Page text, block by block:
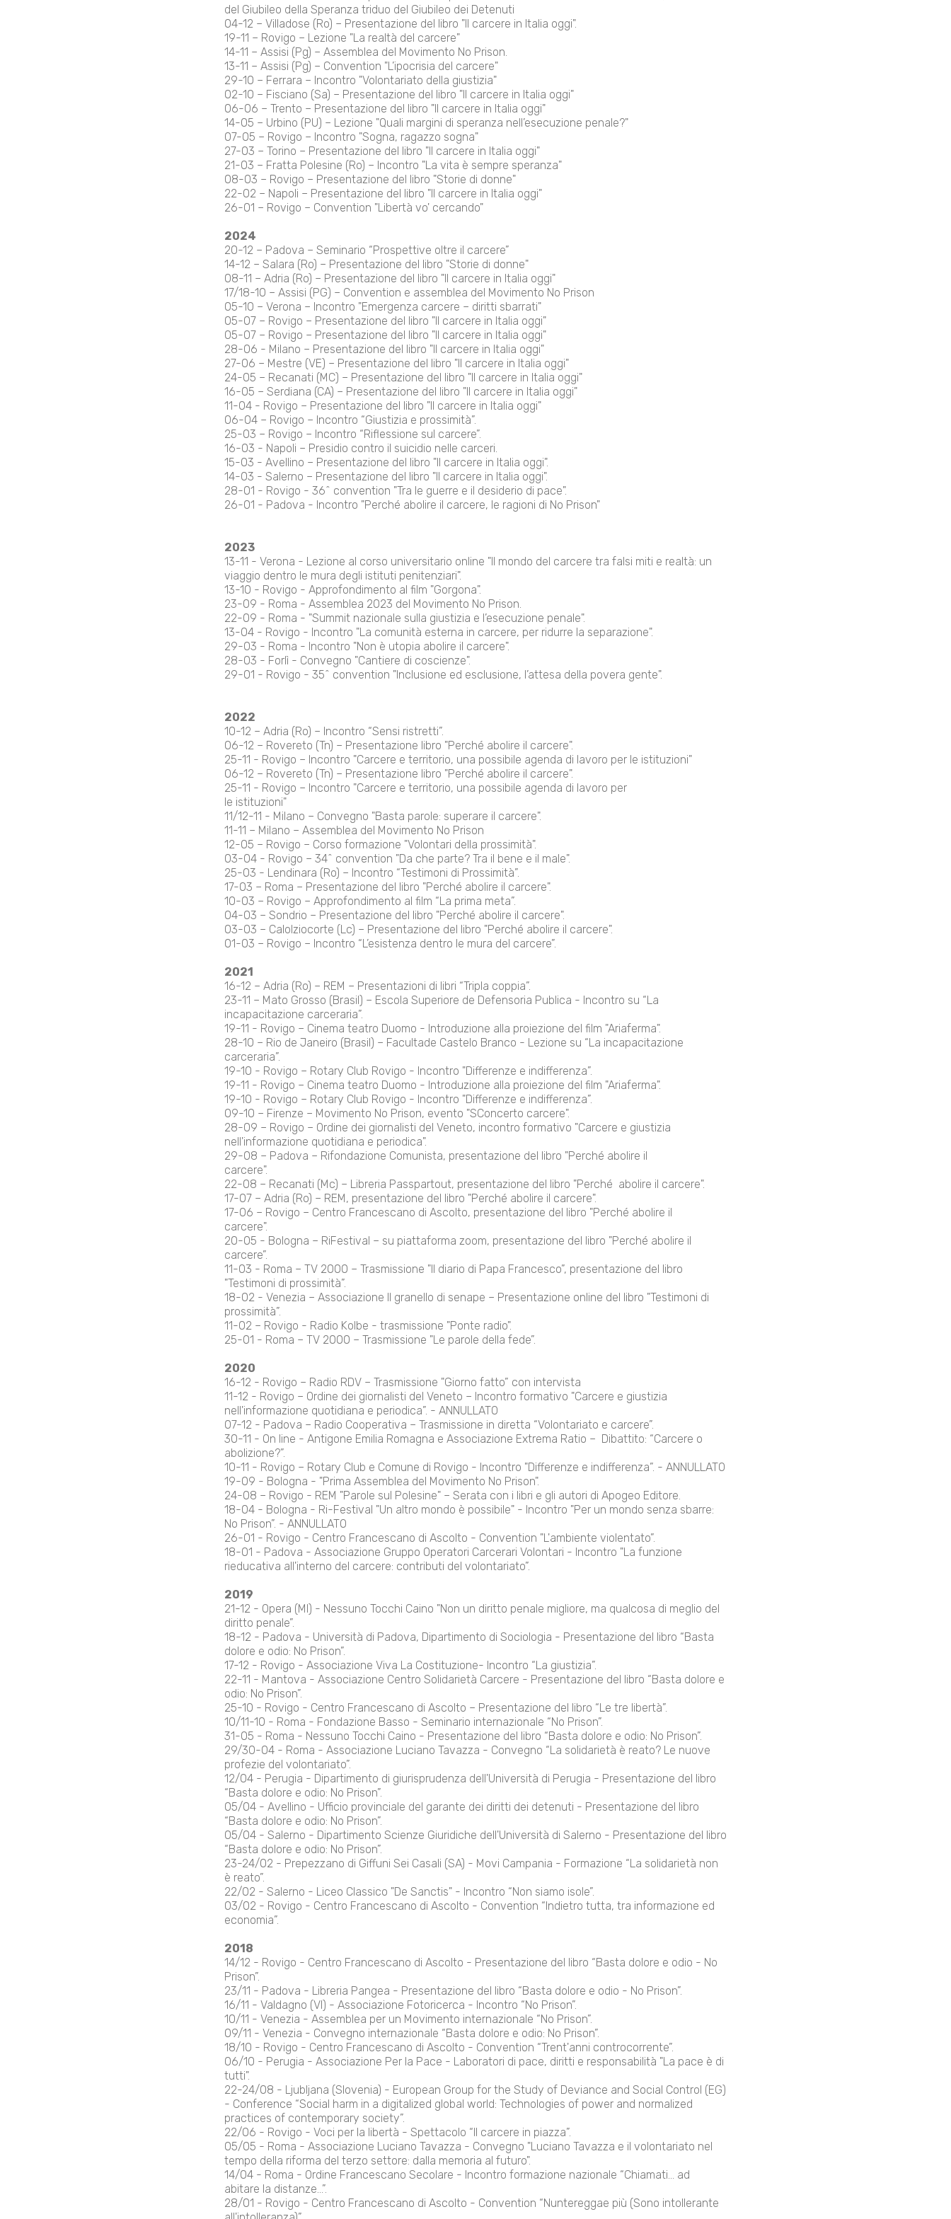
del Giubileo della Speranza triduo del Giubileo dei Detenuti
04-12 – Villadose (Ro) – Presentazione del libro "Il carcere in Italia oggi".
19-11 – Rovigo – Lezione "La realtà del carcere"
14-11 – Assisi (Pg) – Assemblea del Movimento No Prison.
13-11 – Assisi (Pg) – Convention "L’ipocrisia del carcere"
29-10 – Ferrara – Incontro "Volontariato della giustizia"
02-10 – Fisciano (Sa) – Presentazione del libro "Il carcere in Italia oggi"
06-06 – Trento – Presentazione del libro "Il carcere in Italia oggi"
14-05 – Urbino (PU) – Lezione "Quali margini di speranza nell’esecuzione penale?"
07-05 – Rovigo – Incontro "Sogna, ragazzo sogna"
27-03 – Torino – Presentazione del libro "Il carcere in Italia oggi"
21-03 – Fratta Polesine (Ro) – Incontro "La vita è sempre speranza"
08-03 – Rovigo – Presentazione del libro "Storie di donne"
22-02 – Napoli – Presentazione del libro "Il carcere in Italia oggi"
26-01 – Rovigo – Convention "Libertà vo' cercando"
2024
20-12 – Padova – Seminario “Prospettive oltre il carcere”
14-12 – Salara (Ro) – Presentazione del libro "Storie di donne"
08-11 – Adria (Ro) – Presentazione del libro "Il carcere in Italia oggi"
17/18-10 – Assisi (PG) – Convention e assemblea del Movimento No Prison
05-10 – Verona – Incontro "Emergenza carcere – diritti sbarrati"
05-07 – Rovigo – Presentazione del libro "Il carcere in Italia oggi"
05-07 – Rovigo – Presentazione del libro "Il carcere in Italia oggi"
28-06 - Milano – Presentazione del libro "Il carcere in Italia oggi"
27-06 – Mestre (VE) – Presentazione del libro "Il carcere in Italia oggi"
24-05 – Recanati (MC) – Presentazione del libro "Il carcere in Italia oggi"
16-05 – Serdiana (CA) – Presentazione del libro "Il carcere in Italia oggi"
11-04 - Rovigo – Presentazione del libro "Il carcere in Italia oggi"
06-04 – Rovigo – Incontro “Giustizia e prossimità”.
25-03 – Rovigo – Incontro “Riflessione sul carcere”.
16-03 - Napoli – Presidio contro il suicidio nelle carceri.
15-03 - Avellino – Presentazione del libro "Il carcere in Italia oggi".
14-03 - Salerno – Presentazione del libro "Il carcere in Italia oggi".
28-01 - Rovigo - 36^ convention "Tra le guerre e il desiderio di pace".
26-01 - Padova - Incontro "Perché abolire il carcere, le ragioni di No Prison"
2023
13-11 - Verona - Lezione al corso universitario online "Il mondo del carcere tra falsi miti e realtà: un
viaggio dentro le mura degli istituti penitenziari".
13-10 - Rovigo - Approfondimento al film "Gorgona".
23-09 - Roma - Assemblea 2023 del Movimento No Prison.
22-09 - Roma - "Summit nazionale sulla giustizia e l’esecuzione penale".
13-04 - Rovigo - Incontro "La comunità esterna in carcere, per ridurre la separazione".
29-03 - Roma - Incontro "Non è utopia abolire il carcere".
28-03 - Forlì - Convegno "Cantiere di coscienze".
29-01 - Rovigo - 35^ convention "Inclusione ed esclusione, l’attesa della povera gente".
2022
10-12 – Adria (Ro) – Incontro “Sensi ristretti”.
06-12 – Rovereto (Tn) – Presentazione libro "Perché abolire il carcere".
25-11 - Rovigo – Incontro "Carcere e territorio, una possibile agenda di lavoro per le istituzioni"
06-12 – Rovereto (Tn) – Presentazione libro "Perché abolire il carcere".
25-11 - Rovigo – Incontro "Carcere e territorio, una possibile agenda di lavoro per
le istituzioni"
11/12-11 - Milano – Convegno "Basta parole: superare il carcere".
11-11 – Milano – Assemblea del Movimento No Prison
12-05 – Rovigo – Corso formazione "Volontari della prossimità".
03-04 - Rovigo – 34^ convention "Da che parte? Tra il bene e il male".
25-03 - Lendinara (Ro) – Incontro “Testimoni di Prossimità”.
17-03 – Roma – Presentazione del libro "Perché abolire il carcere".
10-03 – Rovigo – Approfondimento al film “La prima meta”.
04-03 – Sondrio – Presentazione del libro "Perché abolire il carcere".
03-03 – Calolziocorte (Lc) – Presentazione del libro "Perché abolire il carcere".
01-03 – Rovigo – Incontro “L’esistenza dentro le mura del carcere”.
2021
16-12 – Adria (Ro) – REM – Presentazioni di libri “Tripla coppia”.
23-11 – Mato Grosso (Brasil) – Escola Superiore de Defensoria Publica - Incontro su “La
incapacitazione carceraria”.
19-11 - Rovigo – Cinema teatro Duomo - Introduzione alla proiezione del film "Ariaferma".
28-10 – Rio de Janeiro (Brasil) – Facultade Castelo Branco - Lezione su “La incapacitazione
carceraria”.
19-10 - Rovigo – Rotary Club Rovigo - Incontro "Differenze e indifferenza”.
19-11 - Rovigo – Cinema teatro Duomo - Introduzione alla proiezione del film "Ariaferma".
19-10 - Rovigo – Rotary Club Rovigo - Incontro "Differenze e indifferenza”.
09-10 – Firenze – Movimento No Prison, evento "SConcerto carcere".
28-09 – Rovigo – Ordine dei giornalisti del Veneto, incontro formativo "Carcere e giustizia
nell'informazione quotidiana e periodica".
29-08 – Padova – Rifondazione Comunista, presentazione del libro "Perché abolire il
carcere".
22-08 – Recanati (Mc) – Libreria Passpartout, presentazione del libro "Perché abolire il carcere".
17-07 – Adria (Ro) – REM, presentazione del libro "Perché abolire il carcere".
17-06 – Rovigo – Centro Francescano di Ascolto, presentazione del libro "Perché abolire il
carcere".
20-05 - Bologna – RiFestival – su piattaforma zoom, presentazione del libro "Perché abolire il
carcere”.
11-03 - Roma – TV 2000 – Trasmissione "Il diario di Papa Francesco”, presentazione del libro
"Testimoni di prossimità”.
18-02 - Venezia – Associazione Il granello di senape – Presentazione online del libro "Testimoni di
prossimità”.
11-02 – Rovigo - Radio Kolbe - trasmissione "Ponte radio".
25-01 - Roma – TV 2000 – Trasmissione "Le parole della fede”.
2020
16-12 - Rovigo – Radio RDV – Trasmissione "Giorno fatto” con intervista
11-12 - Rovigo – Ordine dei giornalisti del Veneto – Incontro formativo "Carcere e giustizia
nell'informazione quotidiana e periodica”. - ANNULLATO
07-12 - Padova – Radio Cooperativa – Trasmissione in diretta “Volontariato e carcere”.
30-11 - On line - Antigone Emilia Romagna e Associazione Extrema Ratio – Dibattito: “Carcere o
abolizione?”.
10-11 - Rovigo – Rotary Club e Comune di Rovigo - Incontro "Differenze e indifferenza”. - ANNULLATO
19-09 - Bologna - "Prima Assemblea del Movimento No Prison".
24-08 – Rovigo - REM "Parole sul Polesine" – Serata con i libri e gli autori di Apogeo Editore.
18-04 - Bologna - Ri-Festival "Un altro mondo è possibile" - Incontro "Per un mondo senza sbarre:
No Prison”. - ANNULLATO
26-01 - Rovigo - Centro Francescano di Ascolto - Convention "L'ambiente violentato”.
18-01 - Padova - Associazione Gruppo Operatori Carcerari Volontari - Incontro "La funzione
rieducativa all'interno del carcere: contributi del volontariato”.
2019
21-12 - Opera (MI) - Nessuno Tocchi Caino "Non un diritto penale migliore, ma qualcosa di meglio del
diritto penale”.
18-12 - Padova - Università di Padova, Dipartimento di Sociologia - Presentazione del libro “Basta
dolore e odio: No Prison”.
17-12 - Rovigo - Associazione Viva La Costituzione- Incontro “La giustizia”.
22-11 - Mantova - Associazione Centro Solidarietà Carcere - Presentazione del libro “Basta dolore e
odio: No Prison”.
25-10 - Rovigo - Centro Francescano di Ascolto – Presentazione del libro “Le tre libertà”.
10/11-10 - Roma - Fondazione Basso - Seminario internazionale “No Prison”.
31-05 - Roma - Nessuno Tocchi Caino - Presentazione del libro “Basta dolore e odio: No Prison”.
29/30-04 - Roma - Associazione Luciano Tavazza - Convegno “La solidarietà è reato? Le nuove
profezie del volontariato”.
12/04 - Perugia - Dipartimento di giurisprudenza dell'Università di Perugia - Presentazione del libro
“Basta dolore e odio: No Prison”.
05/04 - Avellino - Ufficio provinciale del garante dei diritti dei detenuti - Presentazione del libro
“Basta dolore e odio: No Prison”.
05/04 - Salerno - Dipartimento Scienze Giuridiche dell'Università di Salerno - Presentazione del libro
“Basta dolore e odio: No Prison”.
23-24/02 - Prepezzano di Giffuni Sei Casali (SA) - Movi Campania - Formazione “La solidarietà non
è reato”.
22/02 - Salerno - Liceo Classico "De Sanctis" - Incontro “Non siamo isole”.
03/02 - Rovigo - Centro Francescano di Ascolto - Convention “Indietro tutta, tra informazione ed
economia”.
2018
14/12 - Rovigo - Centro Francescano di Ascolto - Presentazione del libro “Basta dolore e odio - No
Prison”.
23/11 - Padova - Libreria Pangea - Presentazione del libro “Basta dolore e odio - No Prison”.
16/11 - Valdagno (VI) - Associazione Fotoricerca - Incontro “No Prison”.
10/11 - Venezia - Assemblea per un Movimento internazionale “No Prison”.
09/11 - Venezia - Convegno internazionale “Basta dolore e odio: No Prison”.
18/10 - Rovigo - Centro Francescano di Ascolto - Convention “Trent'anni controcorrente”.
06/10 - Perugia - Associazione Per la Pace - Laboratori di pace, diritti e responsabilità "La pace è di
tutti".
22-24/08 - Ljubljana (Slovenia) - European Group for the Study of Deviance and Social Control (EG)
- Conference “Social harm in a digitalized global world: Technologies of power and normalized
practices of contemporary society”.
22/06 - Rovigo - Voci per la libertà - Spettacolo “Il carcere in piazza”.
05/05 - Roma - Associazione Luciano Tavazza - Convegno "Luciano Tavazza e il volontariato nel
tempo della riforma del terzo settore: dalla memoria al futuro".
14/04 - Roma - Ordine Francescano Secolare - Incontro formazione nazionale “Chiamati... ad
abitare la distanze...”.
28/01 - Rovigo - Centro Francescano di Ascolto - Convention “Nuntereggae più (Sono intollerante